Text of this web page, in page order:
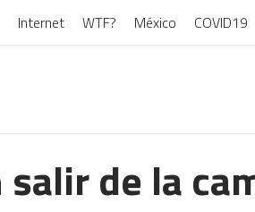
Internet WTF? México COVID19
de la